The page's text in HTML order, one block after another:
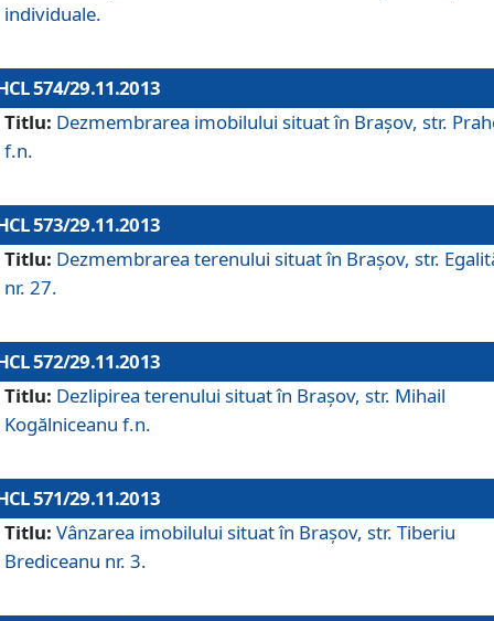
individuale.
574/29.11.2013
Titlu: Dezmembrarea imobilului situat în Braşov, str.
f.n.
573/29.11.2013
Titlu: Dezmembrarea terenului situat în Braşov, str.
nr. 27.
572/29.11.2013
Titlu: Dezlipirea terenului situat în Braşov, str. Mihail
Kogălniceanu f.n.
571/29.11.2013
Titlu: Vânzarea imobilului situat în Braşov, str. Tiberiu
Brediceanu nr. 3.